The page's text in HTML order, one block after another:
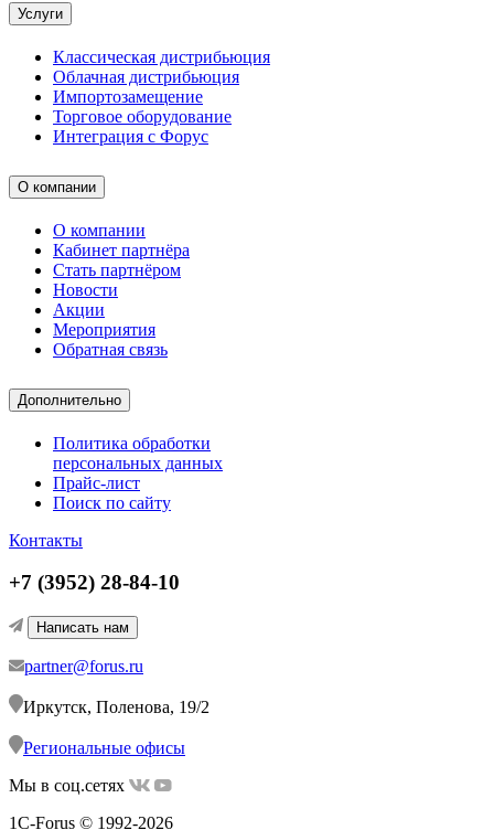
Услуги
Классическая дистрибьюция
Облачная дистрибьюция
Импортозамещение
Торговое оборудование
Интеграция с Форус
О компании
О компании
Кабинет партнёра
Стать партнёром
Новости
Акции
Мероприятия
Обратная связь
Дополнительно
Политика обработки
персональных данных
Прайс-лист
Поиск по сайту
Контакты
+7 (3952) 28-84-10
Написать нам
partner@forus.ru
Иркутск, Поленова, 19/2
Региональные офисы
Мы в соц.сетях
1C-Forus © 1992-2026